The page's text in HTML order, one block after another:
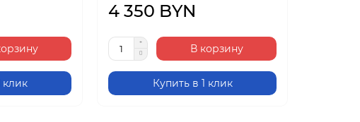
клик
4 350 BYN
В корзину
Купить в 1 клик